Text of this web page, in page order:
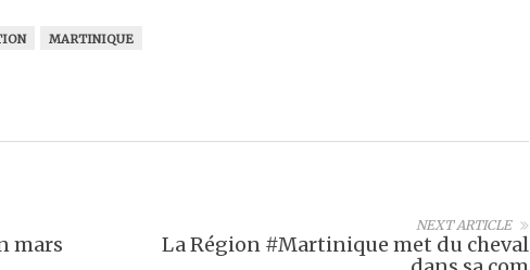
MARTINIQUE
NEXT ARTICLE
La Région #Martinique met du cheval
mars